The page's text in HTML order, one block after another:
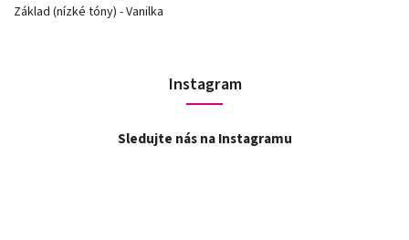
Základ (nízké tóny) - Vanilka
Instagram
Sledujte nás na Instagramu